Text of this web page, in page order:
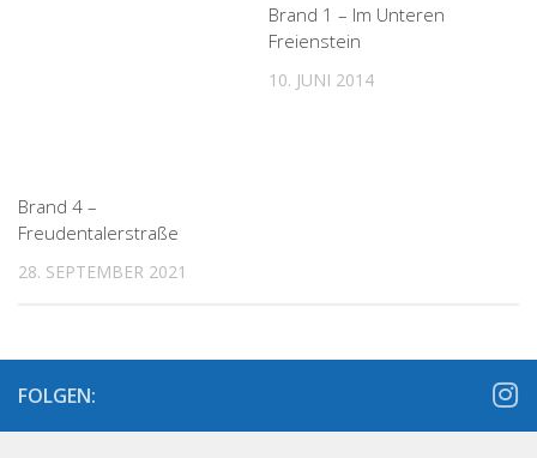
Brand 4 –
Freudentalerstraße
28. SEPTEMBER 2021
Brand 1 – Im Unteren
Freienstein
10. JUNI 2014
FOLGEN: